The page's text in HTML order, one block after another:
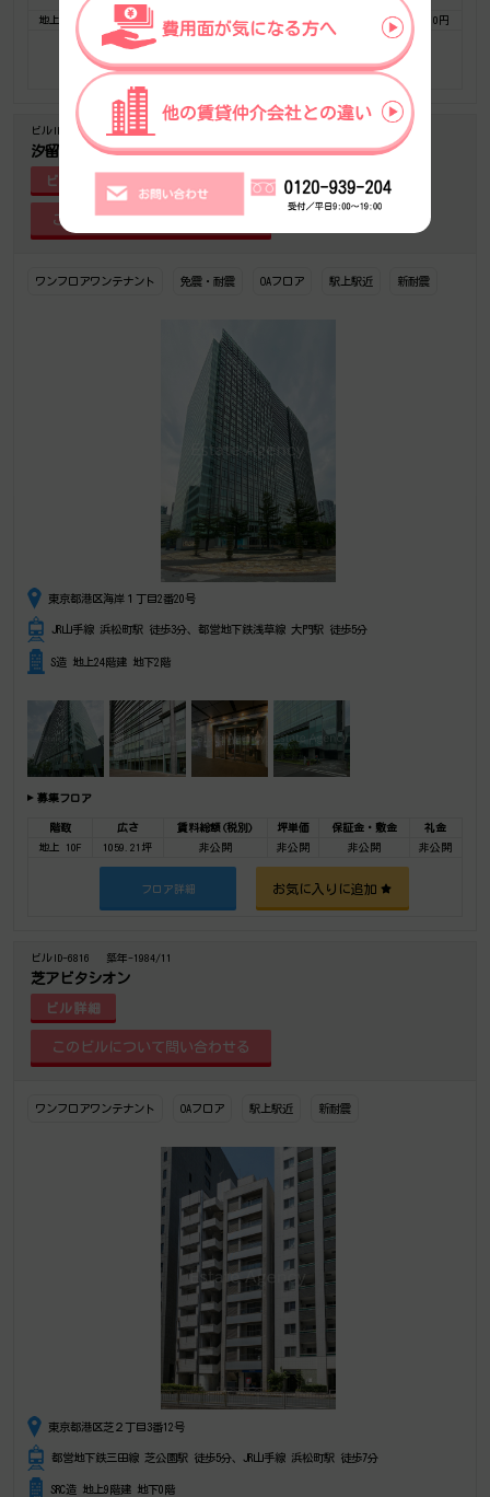
地上 1F 33.00坪 693,000円 21,000円 5,544,000円 0円
お気に入りに追加
ビルID-6804 築年-2007/12
汐留ビルディング
ビル詳細
ワンフロアワンテナント 免震・耐震 OAフロア 駅上駅近 新耐震
東京都港区海岸１丁目2番20号
JR山手線 浜松町駅 徒歩3分、都営地下鉄浅草線 大門駅 徒歩5分
S造 地上24階建 地下2階
募集フロア
階数 広さ 賃料総額(税別) 坪単価 保証金・敷金
礼金
地上 10F
1059.21坪 非公開 非公開 非公開 非公開
フロア詳細 お気に入りに追加
ビルID-6816 築年-1984/11
芝アビタシオン
ビル詳細
ワンフロアワンテナント OAフロア 駅上駅近 新耐震
東京都港区芝２丁目3番12号
都営地下鉄三田線 芝公園駅 徒歩5分、JR山手線 浜松町駅 徒歩7分
SRC造 地上9階建 地下0階